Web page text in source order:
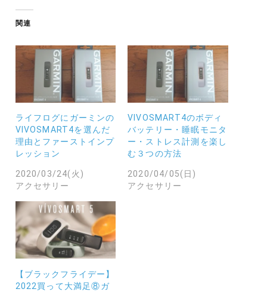
中…
関連
ライフログにガーミンの
VIVOSMART4を選んだ
理由とファーストインプ
レッション
2020/03/24(火)
アクセサリー
VIVOSMART4のボディ
バッテリー・睡眠モニタ
ー・ストレス計測を楽し
む３つの方法
2020/04/05(日)
アクセサリー
【ブラックフライデー】
2022買って大満足⑧ガ